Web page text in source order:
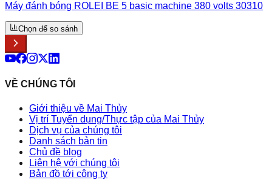
Máy đánh bóng ROLEI BE 5 basic machine 380 volts 30310
Chọn để so sánh
VỀ CHÚNG TÔI
Giới thiệu về Mai Thủy
Vị trí Tuyển dụng/Thực tập của Mai Thủy
Dịch vụ của chúng tôi
Danh sách bản tin
Chủ đề blog
Liên hệ với chúng tôi
Bản đồ tới công ty